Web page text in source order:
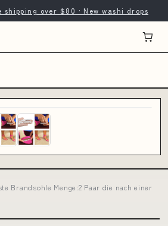
over $80 · New washi drops
Brandsohle Menge:2 Paar die nach einer